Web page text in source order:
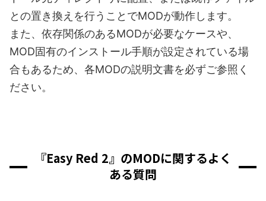
との置き換えを行うことでMODが動作します。
また、依存関係のあるMODが必要なケースや、
MOD固有のインストール手順が設定されている場
合もあるため、各MODの説明文書を必ずご参照く
ださい。
『Easy Red 2』のMODに関するよく
ある質問